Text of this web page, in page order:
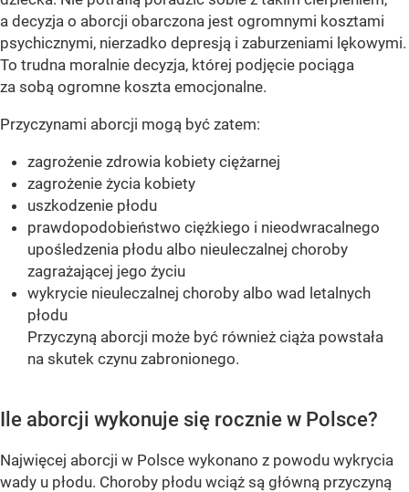
a decyzja o aborcji obarczona jest ogromnymi kosztami
psychicznymi, nierzadko depresją i zaburzeniami lękowymi.
To trudna moralnie decyzja, której podjęcie pociąga
za sobą ogromne koszta emocjonalne.
Przyczynami aborcji mogą być zatem:
zagrożenie zdrowia kobiety ciężarnej
zagrożenie życia kobiety
uszkodzenie płodu
prawdopodobieństwo ciężkiego i nieodwracalnego
upośledzenia płodu albo nieuleczalnej choroby
zagrażającej jego życiu
wykrycie nieuleczalnej choroby albo wad letalnych
płodu
Przyczyną aborcji może być również ciąża powstała
na skutek czynu zabronionego.
Ile aborcji wykonuje się rocznie w Polsce?
Najwięcej aborcji w Polsce wykonano z powodu wykrycia
wady u płodu. Choroby płodu wciąż są główną przyczyną